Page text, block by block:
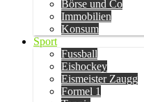
Börse und Co
Immobilien
Konsum
Sport
Fussball
Eishockey
Eismeister Zaugg
Formel 1